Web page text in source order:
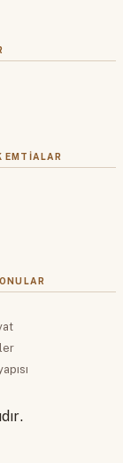
EMTIALAR